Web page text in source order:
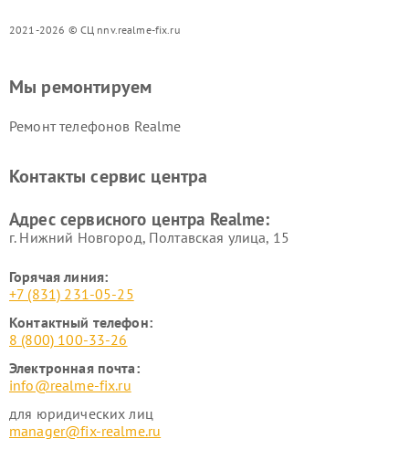
2021-2026 © СЦ nnv.realme-fix.ru
Мы ремонтируем
Ремонт телефонов Realme
Контакты сервис центра
Адрес сервисного центра Realme:
г. Нижний Новгород, Полтавская улица, 15
Горячая линия:
+7 (831) 231-05-25
Контактный телефон:
8 (800) 100-33-26
Электронная почта:
info@realme-fix.ru
для юридических лиц
manager@fix-realme.ru